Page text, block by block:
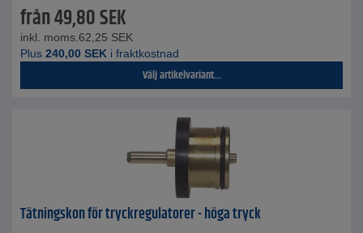
från49,80SEK
inkl. moms. 62,25 SEK
Plus 240,00 SEK i fraktkostnad
Välj artikelvariant...
Tätningskon för tryckregulatorer - höga tryck